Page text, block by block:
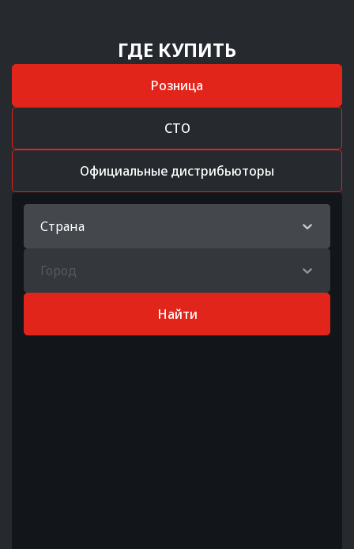
ГДЕ КУПИТЬ
Розница
СТО
Официальные дистрибьюторы
Страна
Город
Найти